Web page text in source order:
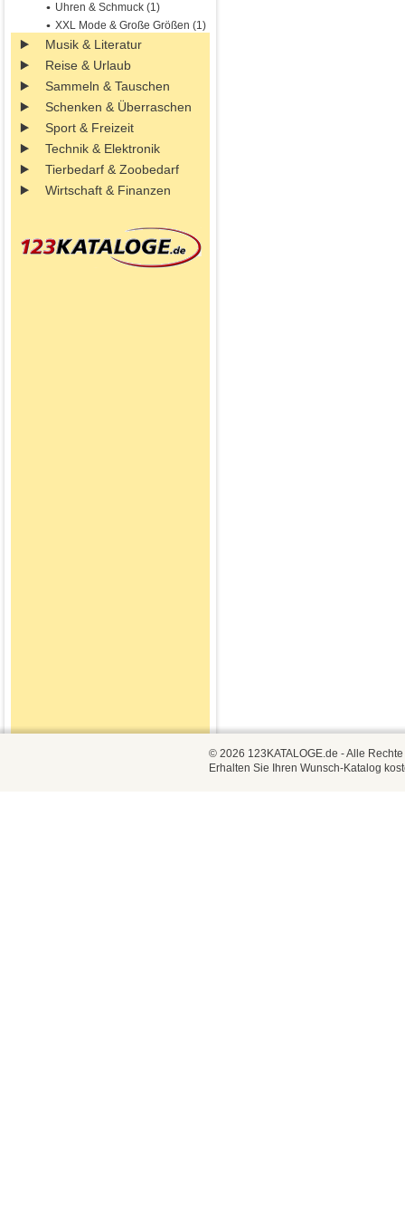
Uhren & Schmuck (1)
XXL Mode & Große Größen (1)
Musik & Literatur
Reise & Urlaub
Sammeln & Tauschen
Schenken & Überraschen
Sport & Freizeit
Technik & Elektronik
Tierbedarf & Zoobedarf
Wirtschaft & Finanzen
© 2026 123KATALOGE.de - Alle
Erhalten Sie Ihren Wunsch-Katalog